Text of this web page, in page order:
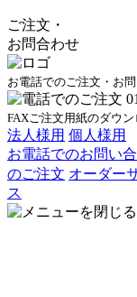
ご注文 ・
お問合わせ
お電話でのご注文・お
FAXご注文用紙のダウン
法人様用 個人様用
お電話でのお問い
のご注文 オーダー
ス